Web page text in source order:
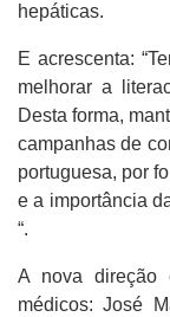
hepáticas.
E acrescenta:
melhorar a
Desta forma,
campanhas de
portuguesa, por
e a importância
“.
A nova direção
médicos: José